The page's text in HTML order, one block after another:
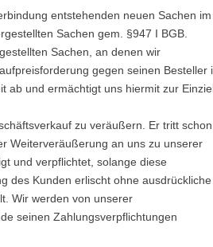
entstehenden neuen Sachen im
Sachen gem. §947 I BGB.
Sachen, an denen wir
gegen seinen Besteller
ab und ermächtigt uns hiermit zur
zu veräußern. Er tritt schon
Weiterveräußerung an uns zu unserer
und verpflichtet, solange diese
des Kunden erlischt ohne ausdrückliche
Wir werden von unserer
seinen Zahlungsverpflichtungen